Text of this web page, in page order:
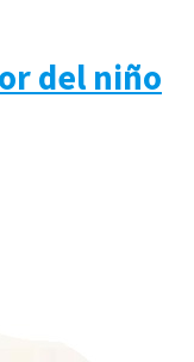
del niño